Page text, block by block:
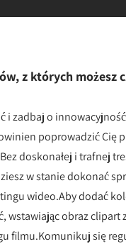
z których możesz
i zadbaj o
poprowadzić Cię
doskonałej i trafnej
w stanie dokonać
wideo.Aby dodać
wstawiając obraz
filmu.Komunikuj się